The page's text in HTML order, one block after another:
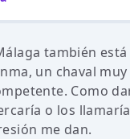
también está
un chaval
Como
o los
me dan.